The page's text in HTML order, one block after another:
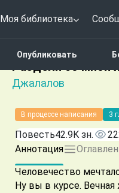
Моя библиотека
Опубликовать
Раздели со мной
Джалалов
В процессе написания 3
Повесть42.9K зн.
Аннотация
Человечество
Ну вы в курсе. Вечная